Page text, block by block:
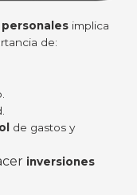
personales implica
de:
de gastos y
inversiones